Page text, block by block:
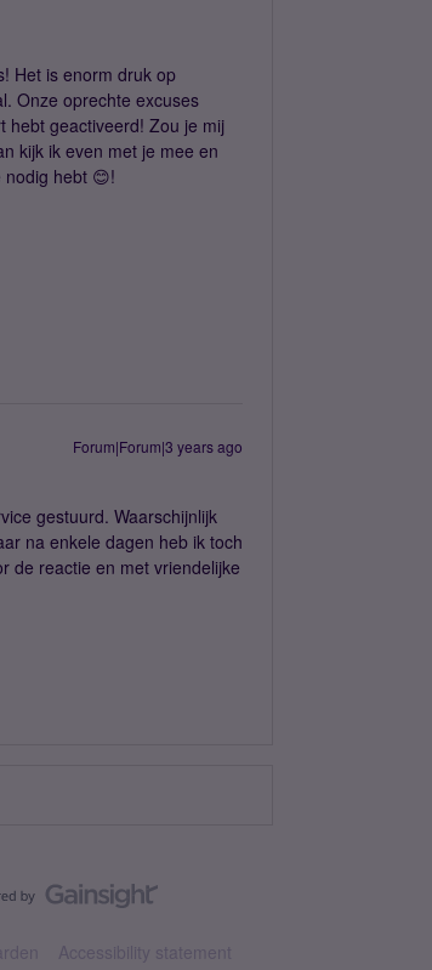
Het is enorm druk op
Onze oprechte excuses
hebt geactiveerd! Zou je mij
kijk ik even met je mee en
hebt 😊!
Forum|Forum|3 years ago
gestuurd. Waarschijnlijk
na enkele dagen heb ik toch
de reactie en met vriendelijke
Accessibility statement